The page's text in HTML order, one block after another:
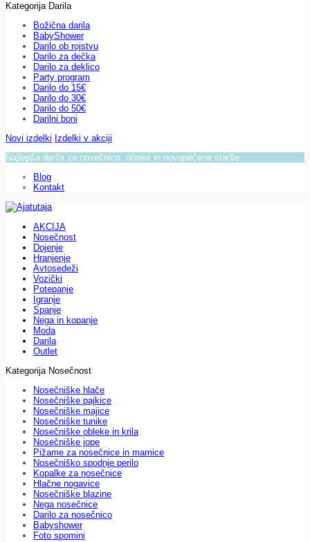
Kategorija Darila
Božična darila
BabyShower
Darilo ob rojstvu
Darilo za dečka
Darilo za deklico
Party program
Darilo do 15€
Darilo do 30€
Darilo do 50€
Darilni boni
Novi izdelki Izdelki v akciji
Najlepša darila za nosečnico, otroke in novopečene starše.
Blog
Kontakt
AKCIJA
Nosečnost
Dojenje
Hranjenje
Avtosedeži
Vozički
Potepanje
Igranje
Spanje
Nega in kopanje
Moda
Darila
Outlet
Kategorija Nosečnost
Nosečniške hlače
Nosečniške pajkice
Nosečniške majice
Nosečniške tunike
Nosečniške obleke in krila
Nosečniške jope
Pižame za nosečnice in mamice
Nosečniško spodnje perilo
Kopalke za nosečnice
Hlačne nogavice
Nosečniške blazine
Nega nosečnice
Darilo za nosečnico
Babyshower
Foto spomini